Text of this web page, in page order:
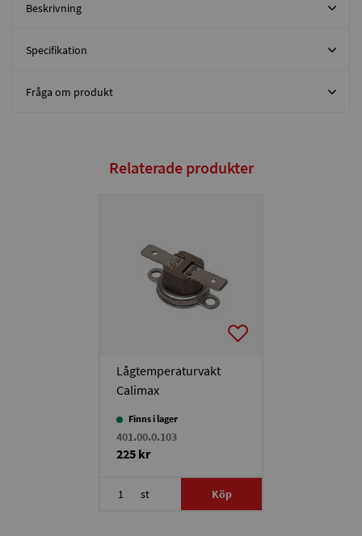
Beskrivning
Specifikation
Fråga om produkt
Relaterade produkter
Lågtemperaturvakt
Calimax
Finns i lager
401.00.0.103
225 kr
st Köp